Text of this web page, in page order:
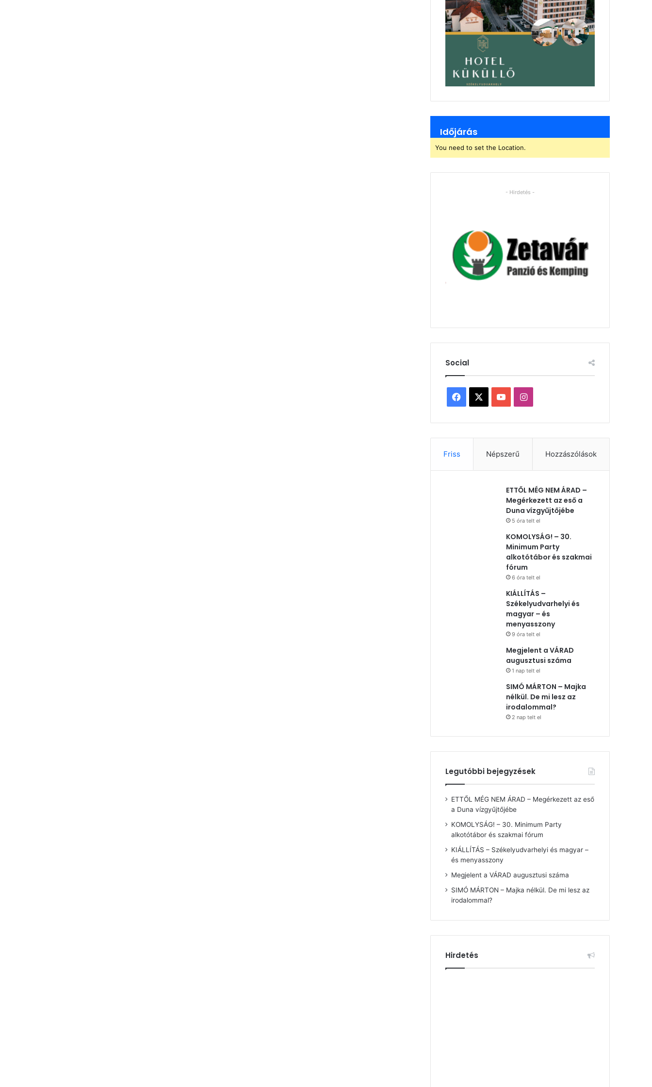
Időjárás
You need to set the Location.
- Hirdetés -
Social
Facebook YouTubeInstagram
Friss Népszerű Hozzászólások
ETTŐL MÉG NEM ÁRAD –
Megérkezett az eső a
Duna vízgyűjtőjébe
5 óra telt el
KOMOLYSÁG! – 30.
Minimum Party
alkotótábor és szakmai
fórum
6 óra telt el
KIÁLLÍTÁS –
Székelyudvarhelyi és
magyar – és
menyasszony
9 óra telt el
Megjelent a VÁRAD
augusztusi száma
1 nap telt el
SIMÓ MÁRTON – Majka
nélkül. De mi lesz az
irodalommal?
2 nap telt el
Legutóbbi bejegyzések
ETTŐL MÉG NEM ÁRAD – Megérkezett az eső
a Duna vízgyűjtőjébe
KOMOLYSÁG! – 30. Minimum Party
alkotótábor és szakmai fórum
KIÁLLÍTÁS – Székelyudvarhelyi és magyar –
és menyasszony
Megjelent a VÁRAD augusztusi száma
SIMÓ MÁRTON – Majka nélkül. De mi lesz az
irodalommal?
Hirdetés